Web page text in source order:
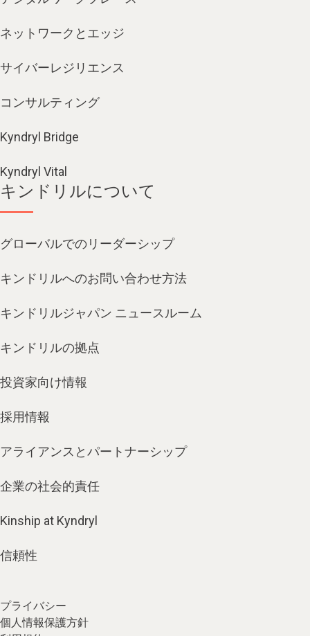
ネットワークとエッジ
サイバーレジリエンス
コンサルティング
Kyndryl Bridge
Kyndryl Vital
キンドリルについて
グローバルでのリーダーシップ
キンドリルへのお問い合わせ方法
キンドリルジャパン ニュースルーム
キンドリルの拠点
投資家向け情報
採用情報
アライアンスとパートナーシップ
企業の社会的責任
Kinship at Kyndryl
信頼性
プライバシー
個人情報保護方針